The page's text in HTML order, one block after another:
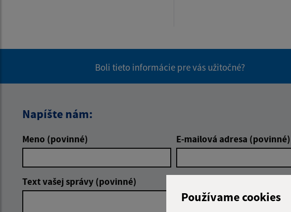
Používame cookies
Boli tieto informácie pre vás užitočné?
Napíšte nám:
Meno (povinné) E-mailová adresa (povinné)
Text vašej správy (povinné)